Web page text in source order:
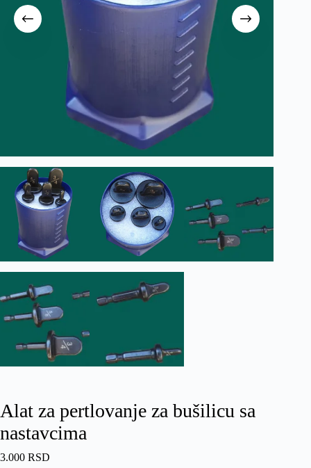
Alat za pertlovanje za bušilicu sa
nastavcima
3.000 RSD